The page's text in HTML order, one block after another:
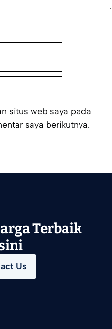
situs web saya pada
saya berikutnya.
Terbaik
Us